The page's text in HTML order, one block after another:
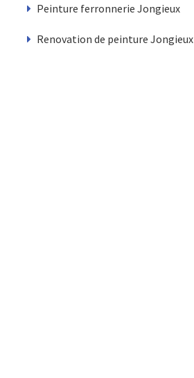
Peinture ferronnerie Jongieux
Renovation de peinture Jongieux